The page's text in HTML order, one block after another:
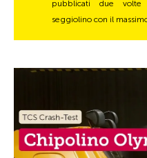
pubblicati due volte
seggiolino con il